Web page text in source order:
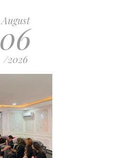
August
06
/2026